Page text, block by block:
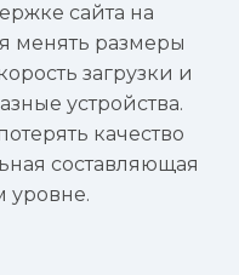
сайта на
менять размеры
загрузки и
устройства.
качество
составляющая
уровне.